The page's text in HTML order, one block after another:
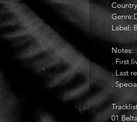
Label:
Notes:
. First
. Last
.
01